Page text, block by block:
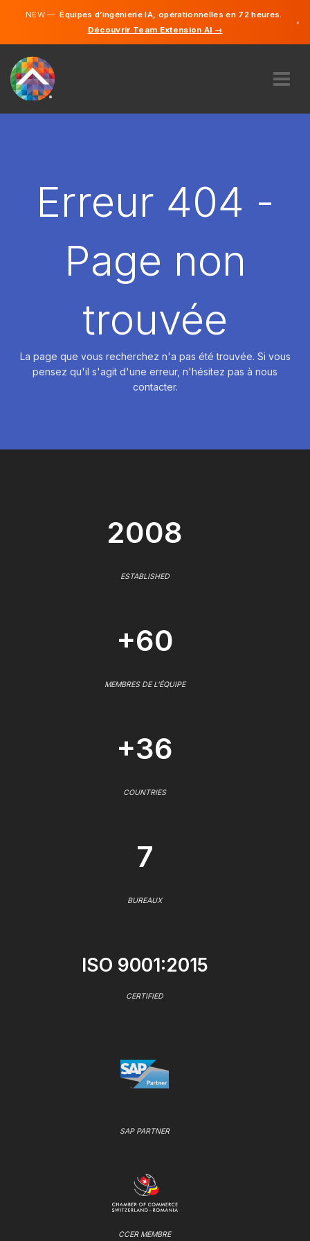
NEW —Équipes d’ingénierie IA, opérationnelles en 72 heures.
Découvrir Team Extension AI →
×
DÉMARRER
Erreur 404 -
Page non
trouvée
La page que vous recherchez n'a pas été trouvée. Si vous
pensez qu'il s'agit d'une erreur, n'hésitez pas à nous
contacter.
2008
ESTABLISHED
+60
MEMBRES DE L'ÉQUIPE
+36
COUNTRIES
7
BUREAUX
ISO 9001:2015
CERTIFIED
SAP PARTNER
CCER MEMBRE